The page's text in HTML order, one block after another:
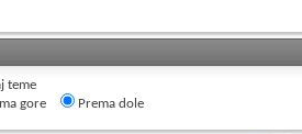
teme
gore
Prema dole